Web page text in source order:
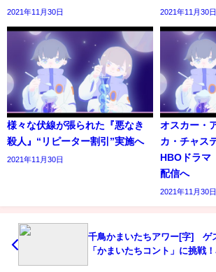
2021年11月30日 2021年11月30日
様々な伏線が張られた『悪なき
殺人』“リピーター割引”実施へ
2021年11月30日
オスカー・
カ・チャス
HBOドラマ
配信へ
2021年11月30日
千鳥かまいたちアワー[字] ゲ
「かまいたちコント」に挑戦